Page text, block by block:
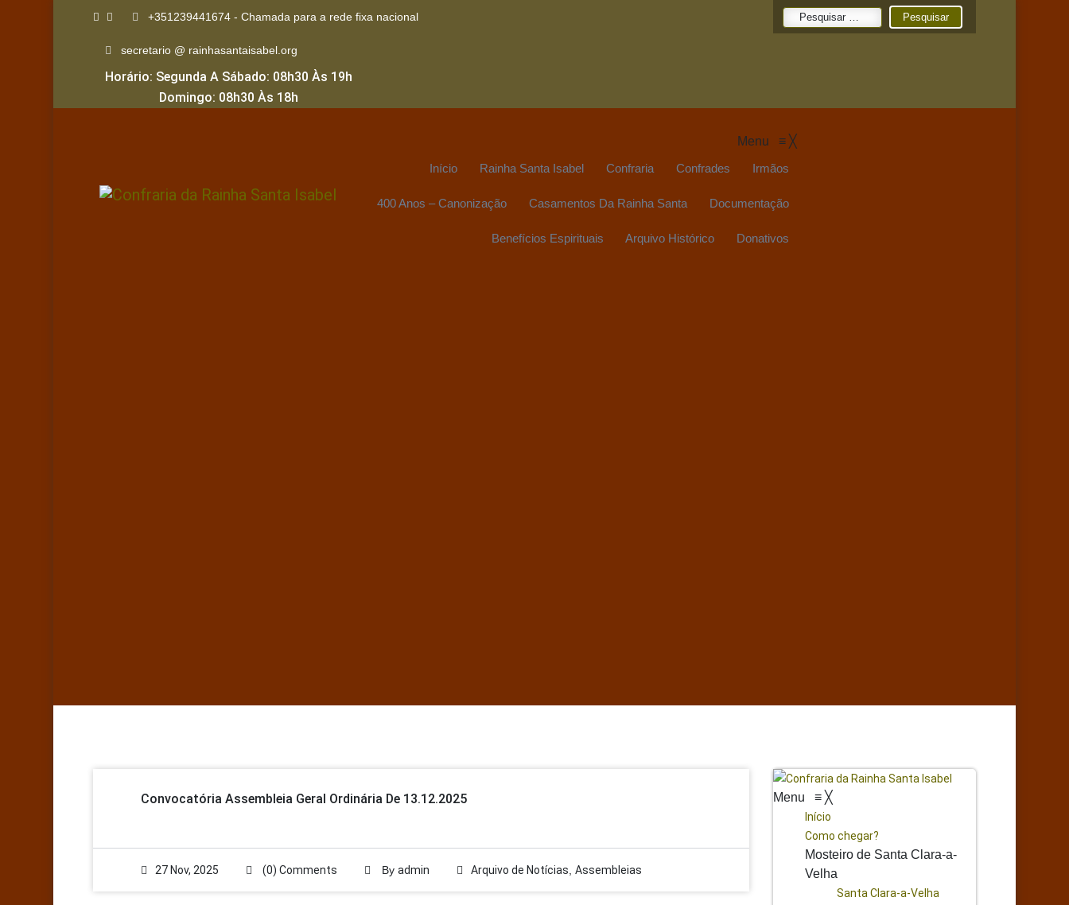
+351239441674 - Chamada para a rede fixa nacional
secretario @ rainhasantaisabel.org
Horário: Segunda A Sábado: 08h30 Às 19h
Domingo: 08h30 Às 18h
Pesquisar
Menu ≡ ╳
Início
Rainha Santa Isabel Confraria Confrades Irmãos
400 Anos – Canonização Casamentos Da Rainha Santa Documentação
Benefícios Espirituais Arquivo Histórico Donativos
Convocatória Assembleia Geral Ordinária De 13.12.2025
27 Nov, 2025 (0) Comments By admin Arquivo de Notícias Assembleias
Menu ≡ ╳
Início
Como chegar?
Mosteiro de Santa Clara-a-
Velha
Santa Clara-a-Velha